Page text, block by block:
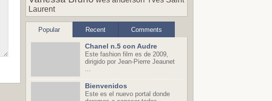
Laurent
Popular Recent Comments
Chanel n.5 con Audre
Este fashion film es de 2009,
dirigido por Jean-Pierre Jeaunet
...
Bienvenidos
Este es el nuevo portal donde